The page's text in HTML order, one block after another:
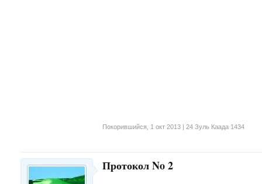
Покорившийся 1 окт 2013 | 24 Зуль Каада 1434
Протокол No 2